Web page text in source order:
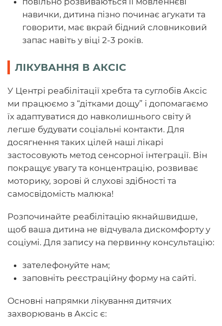
навички, дитина пізно починає агукати та
говорити, має вкрай бідний словниковий
запас навіть у віці 2-3 років.
ЛІКУВАННЯ В АКСІС
У Центрі реабілітації хребта та суглобів Аксіс
ми працюємо з “дітками дощу” і допомагаємо
їх адаптуватися до навколишнього світу й
легше будувати соціальні контакти. Для
досягнення таких цілей наші лікарі
застосовують метод сенсорної інтеграції. Він
покращує увагу та концентрацію, розвиває
моторику, зорові й слухові здібності та
самосвідомість малюка!
Розпочинайте реабілітацію якнайшвидше,
щоб ваша дитина не відчувала дискомфорту у
соціумі. Для запису на первинну консультацію:
зателефонуйте нам;
заповніть реєстраційну форму на сайті.
Основні напрямки лікування дитячих
захворювань в Аксіс є: